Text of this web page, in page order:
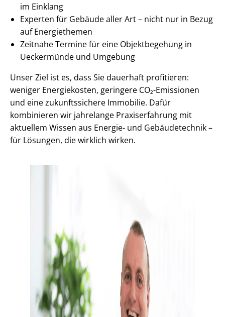
im Einklang
Experten für Gebäude aller Art – nicht nur in Bezug
auf Energiethemen
Zeitnahe Termine für eine Objektbegehung in
Ueckermünde und Umgebung
Unser Ziel ist es, dass Sie dauerhaft profitieren:
weniger Energiekosten, geringere CO₂-Emissionen
und eine zukunftssichere Immobilie. Dafür
kombinieren wir jahrelange Praxiserfahrung mit
aktuellem Wissen aus Energie- und Gebäudetechnik –
für Lösungen, die wirklich wirken.